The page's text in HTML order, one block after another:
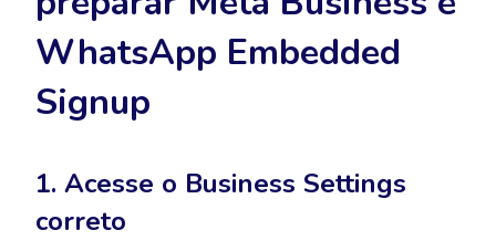
WhatsApp Embedded
Signup
1. Acesse o Business Settings
correto